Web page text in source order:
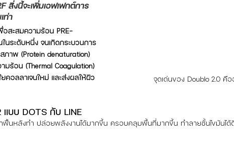
จุดเด่นของ Doublo 2.0 คือ
สิ่งนี้จะเพิ่มเอฟเฟกต์การ
ท่า
อสะสมความร้อน PRE-
นระดับหนึ่ง จนเกิดกระบวนการ
ภาพ (Protein denaturation)
มร้อน (Thermal Coagulation)
ยคอลลาเจนใหม่ และส่งผลให้ผิว
บบ DOTS กับ LINE
ฟื้นหลังทำ ปล่อยพลังงานได้มากขึ้น ครอบคลุมพื้นที่มากขึ้น ทำลายชั้นไขมันได้